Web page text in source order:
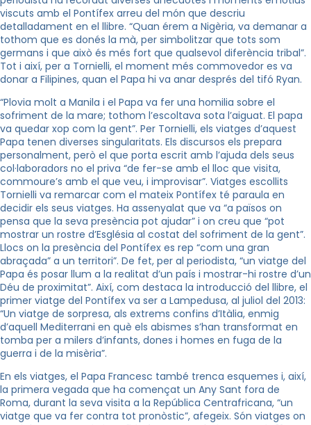
viscuts amb el Pontífex arreu del món que descriu
detalladament en el llibre. “Quan érem a Nigèria, va demanar a
tothom que es donés la mà, per simbolitzar que tots som
germans i que això és més fort que qualsevol diferència tribal”.
Tot i així, per a Tornielli, el moment més commovedor es va
donar a Filipines, quan el Papa hi va anar després del tifó Ryan.
“Plovia molt a Manila i el Papa va fer una homilia sobre el
sofriment de la mare; tothom l’escoltava sota l’aiguat. El papa
va quedar xop com la gent”. Per Tornielli, els viatges d’aquest
Papa tenen diverses singularitats. Els discursos els prepara
personalment, però el que porta escrit amb l’ajuda dels seus
col·laboradors no el priva “de fer-se amb el lloc que visita,
commoure’s amb el que veu, i improvisar”. Viatges escollits
Tornielli va remarcar com el mateix Pontífex té paraula en
decidir els seus viatges. Ha assenyalat que va “a països on
pensa que la seva presència pot ajudar” i on creu que “pot
mostrar un rostre d’Església al costat del sofriment de la gent”.
Llocs on la presència del Pontífex es rep “com una gran
abraçada” a un territori”. De fet, per al periodista, “un viatge del
Papa és posar llum a la realitat d’un país i mostrar-hi rostre d’un
Déu de proximitat”. Així, com destaca la introducció del llibre, el
primer viatge del Pontífex va ser a Lampedusa, al juliol del 2013:
“Un viatge de sorpresa, als extrems confins d’Itàlia, enmig
d’aquell Mediterrani en què els abismes s’han transformat en
tomba per a milers d’infants, dones i homes en fuga de la
guerra i de la misèria”.
En els viatges, el Papa Francesc també trenca esquemes i, així,
la primera vegada que ha començat un Any Sant fora de
Roma, durant la seva visita a la República Centrafricana, “un
viatge que va fer contra tot pronòstic”, afegeix. Són viatges on